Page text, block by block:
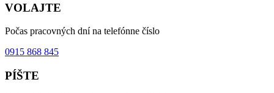
VOLAJTE
Počas pracovných dní na telefónne číslo
0915 868 845
PÍŠTE